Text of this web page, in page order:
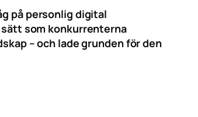
på personlig digital
som konkurrenterna
– och lade grunden för den